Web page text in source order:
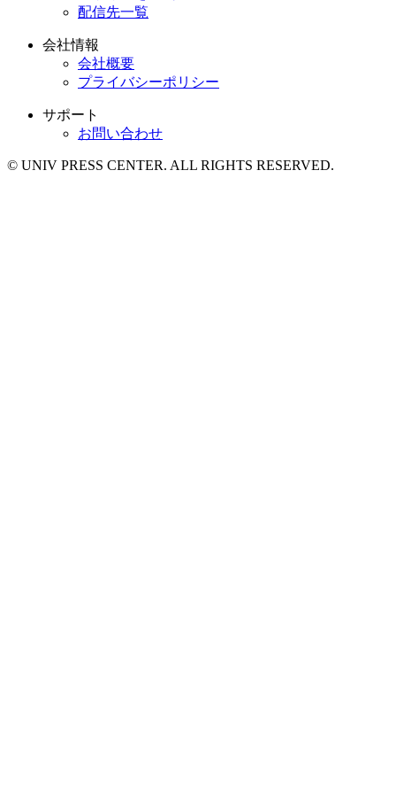
配信先一覧
会社情報
会社概要
プライバシーポリシー
サポート
お問い合わせ
© UNIV PRESS CENTER. ALL RIGHTS RESERVED.